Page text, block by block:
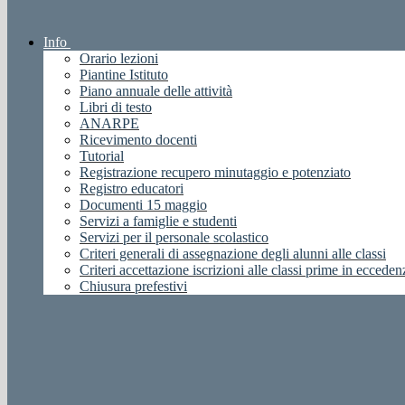
Info
Orario lezioni
Piantine Istituto
Piano annuale delle attività
Libri di testo
ANARPE
Ricevimento docenti
Tutorial
Registrazione recupero minutaggio e potenziato
Registro educatori
Documenti 15 maggio
Servizi a famiglie e studenti
Servizi per il personale scolastico
Criteri generali di assegnazione degli alunni alle classi
Criteri accettazione iscrizioni alle classi prime in
Chiusura prefestivi